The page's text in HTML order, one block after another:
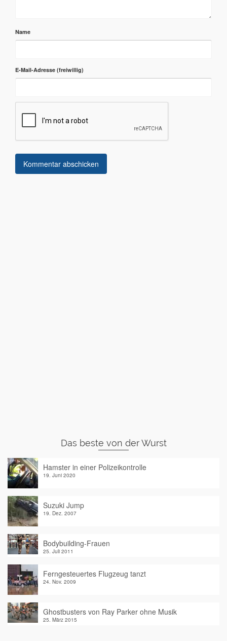
Name
E-Mail-Adresse
Das beste von der Wurst
Hamster in einer Polizeikontrolle
19. Juni 2020
Suzuki Jump
19. Dez. 2007
Bodybuilding-Frauen
25. Juli 2011
Ferngesteuertes Flugzeug tanzt
24. Nov. 2009
Ghostbusters von Ray Parker ohne Musik
25. März 2015